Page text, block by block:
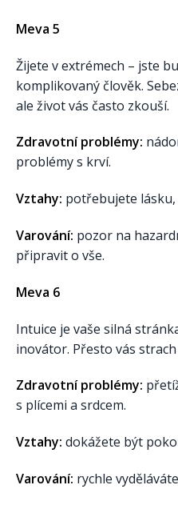
Meva 5
Žijete v extrémech – jste
komplikovaný člověk.
ale život vás často zkouší.
Zdravotní problémy:
problémy s krví.
Vztahy: potřebujete lásku,
Varování: pozor na
připravit o vše.
Meva 6
Intuice je vaše silná
inovátor. Přesto vás
Zdravotní problémy:
s plícemi a srdcem.
Vztahy: dokážete být
Varování: rychle